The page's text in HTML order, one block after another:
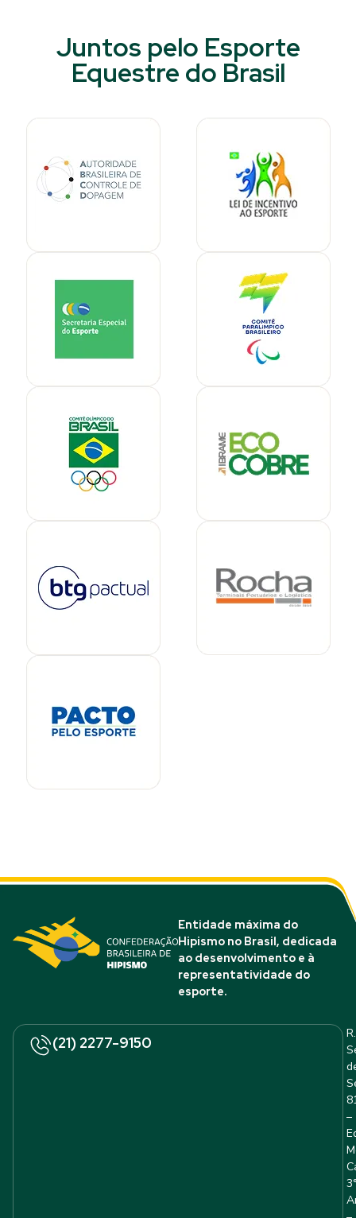
Juntos pelo Esporte
Equestre do Brasil
Entidade máxima do
Hipismo no Brasil, dedicada
ao desenvolvimento e à
representatividade do
esporte.
(21) 2277-9150
R.
–